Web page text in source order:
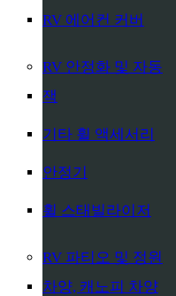
RV 에어컨 커버
RV 안정화 및 자동
잭
기타 휠 액세서리
안정기
휠 스태빌라이저
RV 파티오 및 정원
차양, 캐노피 차양